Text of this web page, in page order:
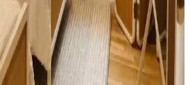
modellerinde yumuşak yastıklar ve
konforu etkiliyor. İade süreçleri ve
önemli bilgiler sunuluyor.
Yatak Kenarına Halı ve